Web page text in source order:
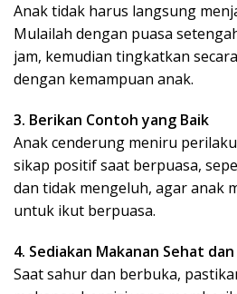
Anak tidak harus langsung
Mulailah dengan puasa
jam, kemudian tingkatkan
dengan kemampuan anak.
3. Berikan Contoh yang Baik
Anak cenderung meniru
sikap positif saat berpuasa,
dan tidak mengeluh, agar anak
untuk ikut berpuasa.
4. Sediakan Makanan Sehat
Saat sahur dan berbuka,